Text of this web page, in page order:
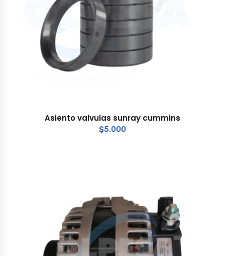
Asiento valvulas sunray cummins
$5.000